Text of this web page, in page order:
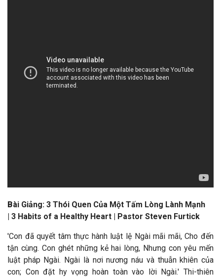
Bài Giảng: 3 Thói Quen Của Một Tấm Lòng Lành Mạnh
| 3 Habits of a Healthy Heart | Pastor Steven Furtick
'Con đã quyết tâm thực hành luật lệ Ngài mãi mãi, Cho đến
tận cùng. Con ghét những kẻ hai lòng, Nhưng con yêu mến
luật pháp Ngài. Ngài là nơi nương náu và thuẫn khiên của
con; Con đặt hy vọng hoàn toàn vào lời Ngài.' Thi-thiên